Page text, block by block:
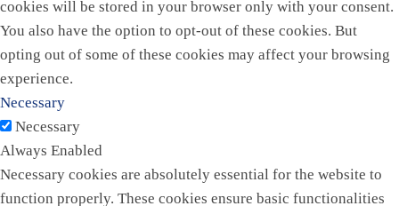
cookies will be stored in your browser only with your consent.
You also have the option to opt-out of these cookies. But
opting out of some of these cookies may affect your browsing
experience.
Necessary
Necessary
Always Enabled
Necessary cookies are absolutely essential for the website to
function properly. These cookies ensure basic functionalities